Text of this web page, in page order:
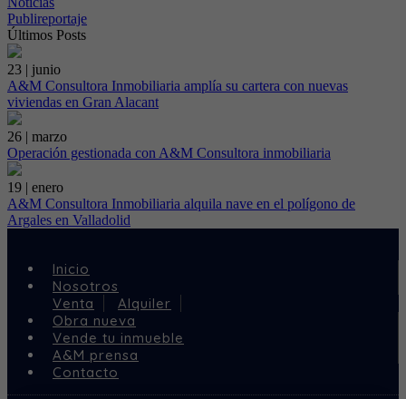
Publireportaje
Últimos Posts
23 | junio
A&M Consultora Inmobiliaria amplía su cartera con nuevas
viviendas en Gran Alacant
26 | marzo
Operación gestionada con A&M Consultora inmobiliaria
19 | enero
A&M Consultora Inmobiliaria alquila nave en el polígono de
Argales en Valladolid
Inicio
Nosotros
Venta
Alquiler
Obra nueva
Vende tu inmueble
A&M prensa
Contacto